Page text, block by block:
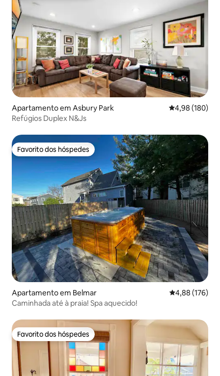
Apartamento em Asbury Park Classificação
4,98 (180)
Refúgios Duplex N&Js
Favorito dos hóspedes
Favorito dos hóspedes
Apartamento em Belmar Classificação
4,88 (176)
Caminhada até à praia! Spa aquecido!
Favorito dos hóspedes
Favorito dos hóspedes